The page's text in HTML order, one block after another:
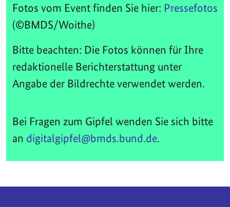
Fotos vom Event finden Sie hier: Pressefotos
(©BMDS/Woithe)
Bitte beachten: Die Fotos können für Ihre
redaktionelle Berichterstattung unter
Angabe der Bildrechte verwendet werden.
Bei Fragen zum Gipfel wenden Sie sich bitte
an digitalgipfel@bmds.bund.de.